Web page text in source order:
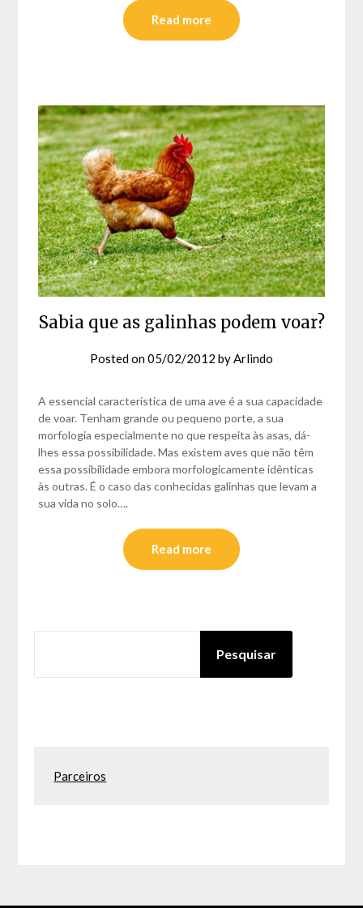
Read more
Sabia que as galinhas podem voar?
Posted on05/02/2012 byArlindo
A essencial característica de uma ave é a sua capacidade
de voar. Tenham grande ou pequeno porte, a sua
morfologia especialmente no que respeita às asas, dá-
lhes essa possibilidade. Mas existem aves que não têm
essa possibilidade embora morfologicamente idênticas
às outras. É o caso das conhecidas galinhas que levam a
sua vida no solo….
Read more
Pesquisar
Parceiros